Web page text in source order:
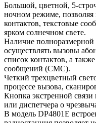
Большой, цветной, 5-
ночном режиме, позволяя
контактов, текстовые
ярком солнечном свете.
Наличие полноразмерной
осуществлять вызовы
список контактов, а
сообщений (СМС).
Четкий трехцветный
процессе вызова,
Кнопка экстренной связи
или диспетчера о
В модель DP4801E